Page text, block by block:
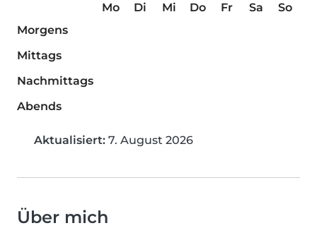
Mo Di Mi Do Fr Sa
So
Morgens
Mittags
Nachmittags
Abends
Aktualisiert: 7. August 2026
Über mich